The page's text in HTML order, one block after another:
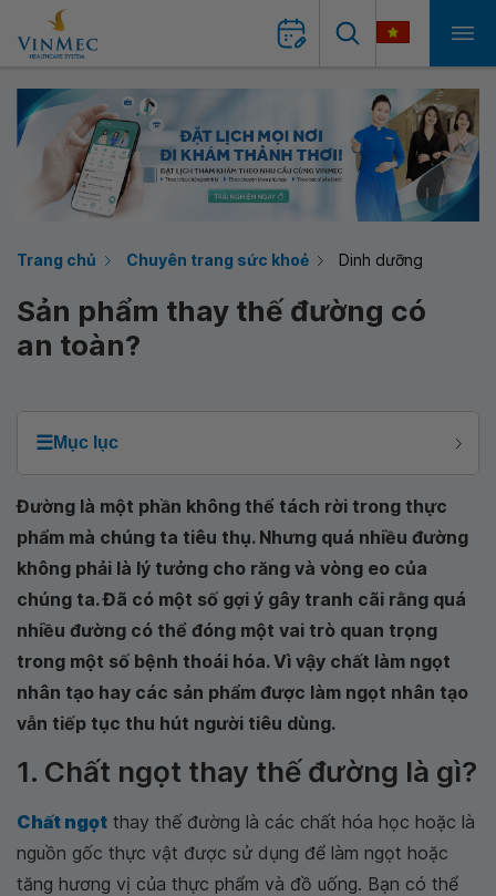
Trang chủ Chuyên trang sức khoẻ Dinh dưỡng
Sản phẩm thay thế đường có
an toàn?
☰Mục lục
Đường là một phần không thể tách rời trong thực
phẩm mà chúng ta tiêu thụ. Nhưng quá nhiều đường
không phải là lý tưởng cho răng và vòng eo của
chúng ta. Đã có một số gợi ý gây tranh cãi rằng quá
nhiều đường có thể đóng một vai trò quan trọng
trong một số bệnh thoái hóa. Vì vậy chất làm ngọt
nhân tạo hay các sản phẩm được làm ngọt nhân tạo
vẫn tiếp tục thu hút người tiêu dùng.
1. Chất ngọt thay thế đường là gì?
Chất ngọt thay thế đường là các chất hóa học hoặc là
nguồn gốc thực vật được sử dụng để làm ngọt hoặc
tăng hương vị của thực phẩm và đồ uống. Bạn có thể